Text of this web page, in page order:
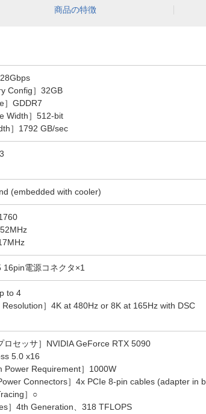
商品の特徴
Config］32GB
］GDDR7
Width］512-bit
］1792 GB/sec
(embedded with cooler)
16pin電源コネクタ×1
to 4
Resolution］4K at 480Hz or 8K at 165Hz with DSC
ロセッサ］NVIDIA GeForce RTX 5090
5.0 x16
Power Requirement］1000W
Connectors］4x PCIe 8-pin cables (adapter in
］○
］4th Generation、318 TFLOPS